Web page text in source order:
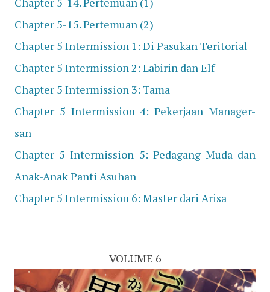
Chapter 5-15. Pertemuan (2)
Chapter 5 Intermission 1: Di Pasukan Teritorial
Chapter 5 Intermission 2: Labirin dan Elf
Chapter 5 Intermission 3: Tama
Chapter 5 Intermission 4: Pekerjaan Manager-
san
Chapter 5 Intermission 5: Pedagang Muda dan
Anak-Anak Panti Asuhan
Chapter 5 Intermission 6: Master dari Arisa
VOLUME 6